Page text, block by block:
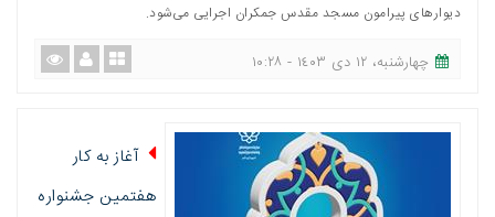
دیوارهای پیرامون مسجد مقدس جمکران اجرایی می‌شود.
چهارشنبه، ١٢ دی ١٤٠٣ - ١٠:٢٨
آغاز به کار
هفتمین جشنواره